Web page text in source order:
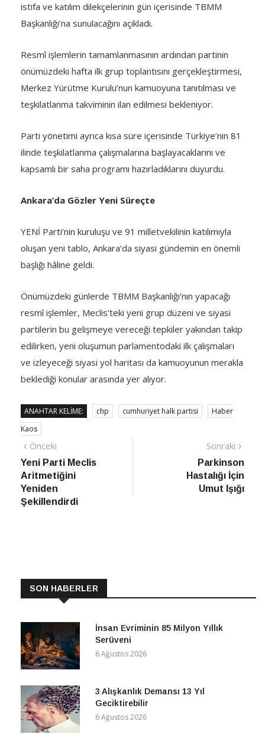
istifa ve katılım dilekçelerinin gün içerisinde TBMM
Başkanlığı’na sunulacağını açıkladı.
Resmî işlemlerin tamamlanmasının ardından partinin
önümüzdeki hafta ilk grup toplantısını gerçekleştirmesi,
Merkez Yürütme Kurulu’nun kamuoyuna tanıtılması ve
teşkilatlanma takviminin ilan edilmesi bekleniyor.
Parti yönetimi ayrıca kısa süre içerisinde Türkiye’nin 81
ilinde teşkilatlanma çalışmalarına başlayacaklarını ve
kapsamlı bir saha programı hazırladıklarını duyurdu.
Ankara’da Gözler Yeni Süreçte
YENİ Parti’nin kuruluşu ve 91 milletvekilinin katılımıyla
oluşan yeni tablo, Ankara’da siyasi gündemin en önemli
başlığı hâline geldi.
Önümüzdeki günlerde TBMM Başkanlığı’nın yapacağı
resmî işlemler, Meclis’teki yeni grup düzeni ve siyasi
partilerin bu gelişmeye vereceği tepkiler yakından takip
edilirken, yeni oluşumun parlamentodaki ilk çalışmaları
ve izleyeceği siyasi yol haritası da kamuoyunun merakla
beklediği konular arasında yer alıyor.
ANAHTAR KELIME: chp cumhuriyet halk partisi
Haber
Kaos
Yazı
gezinmesi
Önceki
haber
Yeni Parti Meclis
Aritmetiğini
Yeniden
Şekillendirdi
Sonraki
Parkinson
Hastalığı İçin
Umut Işığı
SON HABERLER
İnsan Evriminin 85 Milyon Yıllık
Serüveni
6 Ağustos 2026
3 Alışkanlık Demansı 13 Yıl
Geciktirebilir
6 Ağustos 2026